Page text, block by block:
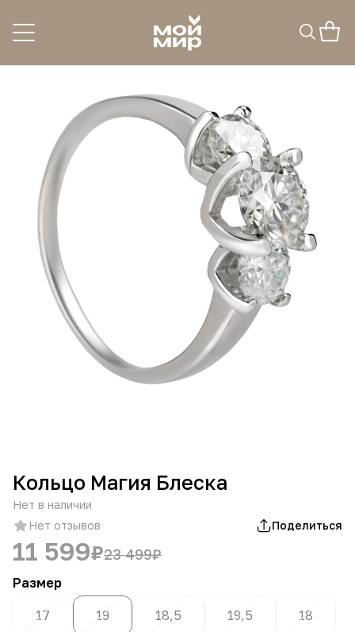
Кольцо Магия Блеска
Нет в наличии
Нет отзывов
Поделиться
11 599₽23 499₽
Размер
17 19 18,5 19,5 18